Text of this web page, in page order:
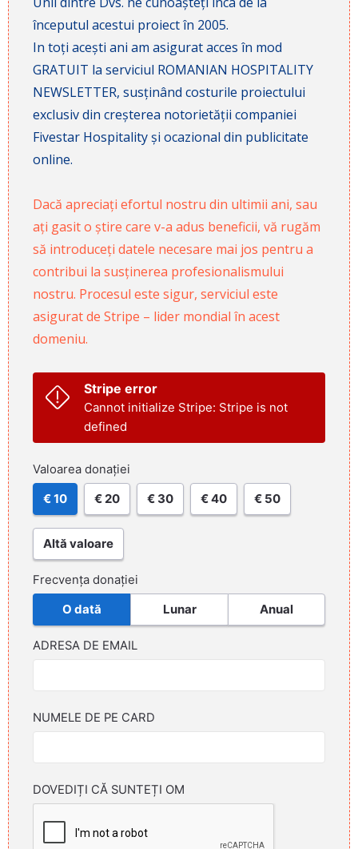
începutul acestui proiect în 2005.
In toți acești ani am asigurat acces în mod
GRATUIT la serviciul ROMANIAN HOSPITALITY
NEWSLETTER, susținând costurile proiectului
exclusiv din creșterea notorietății companiei
Fivestar Hospitality și ocazional din publicitate
online.
Dacă apreciați efortul nostru din ultimii ani, sau
ați gasit o știre care v-a adus beneficii, vă rugăm
să introduceți datele necesare mai jos pentru a
contribui la susținerea profesionalismului
nostru. Procesul este sigur, serviciul este
asigurat de Stripe – lider mondial în acest
domeniu.
Stripe error
Cannot initialize Stripe: Stripe is not
defined
Valoarea donației
€ 10 € 20 € 30 € 40 € 50
Altă valoare
Frecvența donației
O dată Lunar Anual
ADRESA DE EMAIL
NUMELE DE PE CARD
DOVEDIȚI CĂ SUNTEȚI OM